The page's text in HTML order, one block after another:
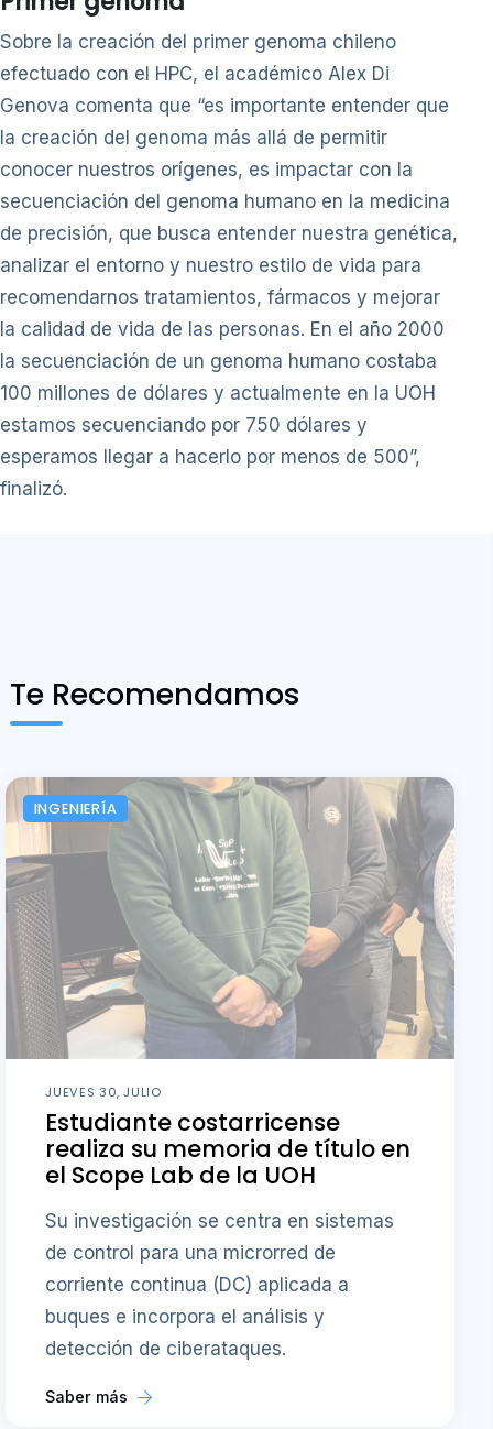
Sobre la creación del primer genoma chileno
efectuado con el HPC, el académico Alex Di
Genova comenta que “es importante entender que
la creación del genoma más allá de permitir
conocer nuestros orígenes, es impactar con la
secuenciación del genoma humano en la medicina
de precisión, que busca entender nuestra genética,
analizar el entorno y nuestro estilo de vida para
recomendarnos tratamientos, fármacos y mejorar
la calidad de vida de las personas. En el año 2000
la secuenciación de un genoma humano costaba
100 millones de dólares y actualmente en la UOH
estamos secuenciando por 750 dólares y
esperamos llegar a hacerlo por menos de 500”,
finalizó.
Te Recomendamos
INGENIERÍA
JUEVES 30, JULIO
Estudiante costarricense
realiza su memoria de título en
el Scope Lab de la UOH
Su investigación se centra en sistemas
de control para una microrred de
corriente continua (DC) aplicada a
buques e incorpora el análisis y
detección de ciberataques.
Saber más